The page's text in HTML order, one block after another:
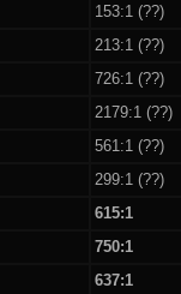
153:1 (??)
213:1 (??)
726:1 (??)
2179:1 (??)
561:1 (??)
299:1 (??)
615:1
750:1
637:1